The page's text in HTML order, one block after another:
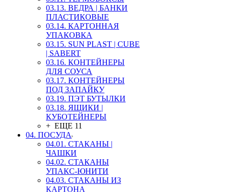
03.13. ВЕДРА | БАНКИ
ПЛАСТИКОВЫЕ
03.14. КАРТОННАЯ
УПАКОВКА
03.15. SUN PLAST | CUBE
| SABERT
03.16. КОНТЕЙНЕРЫ
ДЛЯ СОУСА
03.17. КОНТЕЙНЕРЫ
ПОД ЗАПАЙКУ
03.19. ПЭТ БУТЫЛКИ
03.18. ЯЩИКИ |
КУБОТЕЙНЕРЫ
+ ЕЩЕ 11
04. ПОСУДА
04.01. СТАКАНЫ |
ЧАШКИ
04.02. СТАКАНЫ
УПАКС-ЮНИТИ
04.03. СТАКАНЫ ИЗ
КАРТОНА